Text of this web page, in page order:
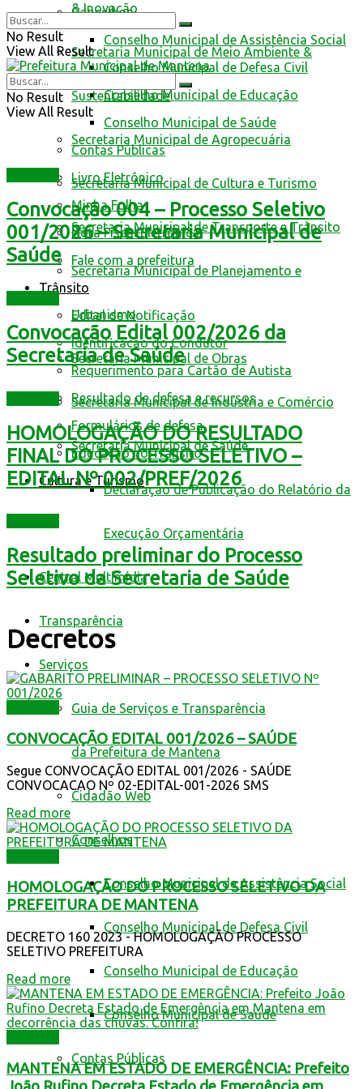
Conselhos
Conselho Municipal de Assistência Social
Conselho Municipal de Defesa Civil
Conselho Municipal de Educação
Conselho Municipal de Saúde
Contas Públicas
Livro Eletrônico
Minha Folha
Nota Fiscal Eletrônica
Fale com a prefeitura
Trânsito
Edital de Notificação
Identificacao do Condutor
Requerimento para Cartão de Autista
Resultado de defesa e recursos
Formulários de defesa
Educação no Trânsito
Cultura e Turismo
& Inovação
Secretaria Municipal de Meio Ambiente &
Sustentabilidade
Secretaria Municipal de Agropecuária
Secretaria Municipal de Cultura e Turismo
Secretaria Municipal de Transporte e Trânsito
Secretaria Municipal de Planejamento e
Urbanismo
Secretaria Municipal de Obras
Secretaria Municipal de Indústria e Comércio
Secretaria Municipal de Saúde
Declaração de Publicação do Relatório da
Execução Orçamentária
Central Multimídia
Transparência
Serviços
Guia de Serviços e Transparência
da Prefeitura de Mantena
Cidadão Web
Conselhos
Conselho Municipal de Assistência Social
Conselho Municipal de Defesa Civil
Conselho Municipal de Educação
Conselho Municipal de Saúde
Contas Públicas
No Result
View All Result
No Result
View All Result
Convocação 004 – Processo Seletivo
001/2026 – Secretaria Municipal de
Saúde
Convocação Edital 002/2026 da
Secretaria de Saúde
HOMOLOGAÇÃO DO RESULTADO
FINAL DO PROCESSO SELETIVO –
EDITAL Nº 002/PREF/2026
Resultado preliminar do Processo
Seletivo da Secretaria de Saúde
Decretos
CONVOCAÇÃO EDITAL 001/2026 – SAÚDE
Segue CONVOCAÇÃO EDITAL 001/2026 - SAÚDE
CONVOCACAO Nº 02-EDITAL-001-2026 SMS
Read more
HOMOLOGAÇÃO DO PROCESSO SELETIVO DA
PREFEITURA DE MANTENA
DECRETO 160 2023 - HOMOLOGAÇÃO PROCESSO
SELETIVO PREFEITURA
Read more
MANTENA EM ESTADO DE EMERGÊNCIA: Prefeito